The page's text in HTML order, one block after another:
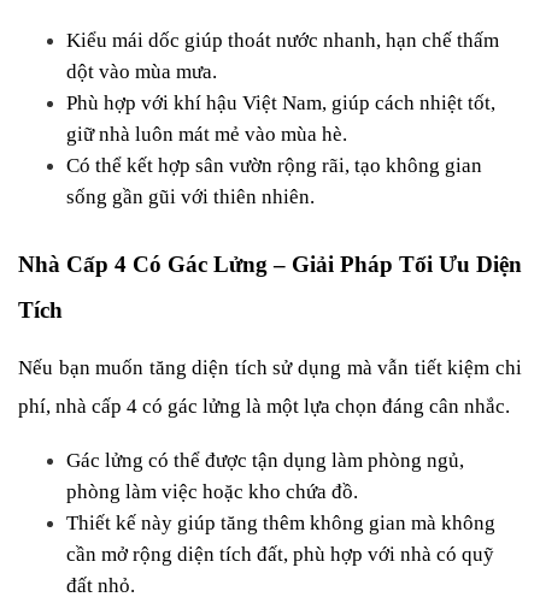
Kiểu mái dốc giúp thoát nước nhanh, hạn chế thấm
dột vào mùa mưa.
Phù hợp với khí hậu Việt Nam, giúp cách nhiệt tốt,
giữ nhà luôn mát mẻ vào mùa hè.
Có thể kết hợp sân vườn rộng rãi, tạo không gian
sống gần gũi với thiên nhiên.
Nhà Cấp 4 Có Gác Lửng – Giải Pháp Tối Ưu Diện
Tích
Nếu bạn muốn tăng diện tích sử dụng mà vẫn tiết kiệm chi
phí, nhà cấp 4 có gác lửng là một lựa chọn đáng cân nhắc.
Gác lửng có thể được tận dụng làm phòng ngủ,
phòng làm việc hoặc kho chứa đồ.
Thiết kế này giúp tăng thêm không gian mà không
cần mở rộng diện tích đất, phù hợp với nhà có quỹ
đất nhỏ.